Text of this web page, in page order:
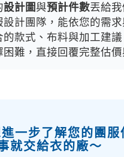
設計圖與預計件數丟給
設計團隊，能依您的需
的款式、布料與加工建
困難，直接回覆完整估價
一步了解您的團服
就交給衣的廠～